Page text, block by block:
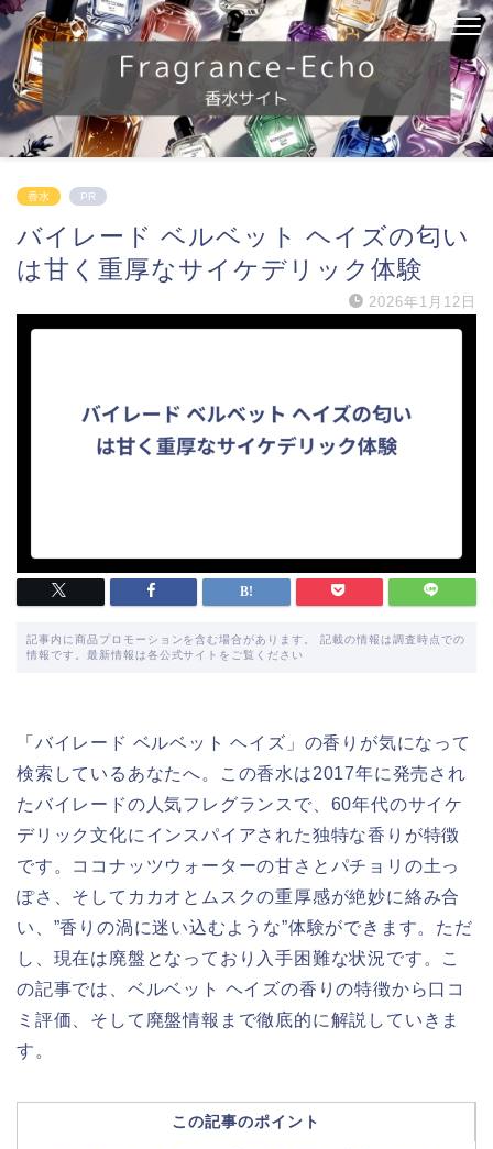
香水 PR
バイレード ベルベット ヘイズの匂い
は甘く重厚なサイケデリック体験
2026年1月12日
記事内に商品プロモーションを含む場合があります。 記載の情報は調査時点での
情報です。最新情報は各公式サイトをご覧ください
「バイレード ベルベット ヘイズ」の香りが気になって
検索しているあなたへ。この香水は2017年に発売され
たバイレードの人気フレグランスで、60年代のサイケ
デリック文化にインスパイアされた独特な香りが特徴
です。ココナッツウォーターの甘さとパチョリの土っ
ぽさ、そしてカカオとムスクの重厚感が絶妙に絡み合
い、”香りの渦に迷い込むような”体験ができます。ただ
し、現在は廃盤となっており入手困難な状況です。こ
の記事では、ベルベット ヘイズの香りの特徴から口コ
ミ評価、そして廃盤情報まで徹底的に解説していきま
す。
この記事のポイント